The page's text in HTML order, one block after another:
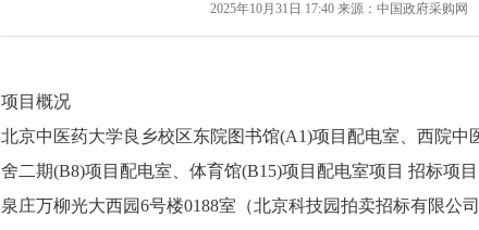
2025年10月31日 17:40来源： 中国政府采购网
项目概况
北京中医药大学良乡校区东院图书馆(A1)项目配电室、西院
舍二期(B8)项目配电室、体育馆(B15)项目配电室项目 招标项
泉庄万柳光大西园6号楼0188室（北京科技园拍卖招标有限公